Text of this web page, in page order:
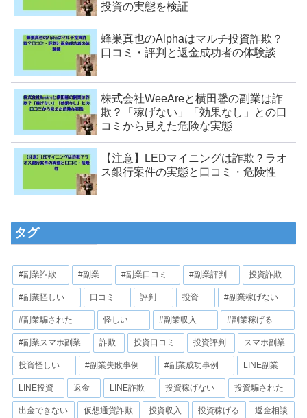
投資の実態を検証
蜂巣真也のAlphaはマルチ投資詐欺？
口コミ・評判と返金成功者の体験談
株式会社WeeAreと横田馨の副業は詐
欺？「稼げない」「効果なし」との口
コミから見えた危険な実態
【注意】LEDマイニングは詐欺？ラオ
ス銀行案件の実態と口コミ・危険性
タグ
#副業詐欺 #副業 #副業口コミ #副業評判 投資詐欺
#副業怪しい 口コミ 評判 投資 #副業稼げない
#副業騙された 怪しい #副業収入 #副業稼げる
#副業スマホ副業 詐欺 投資口コミ 投資評判 スマホ副業
投資怪しい #副業失敗事例 #副業成功事例 LINE副業
LINE投資 返金 LINE詐欺 投資稼げない 投資騙された
出金できない 仮想通貨詐欺 投資収入 投資稼げる 返金相談